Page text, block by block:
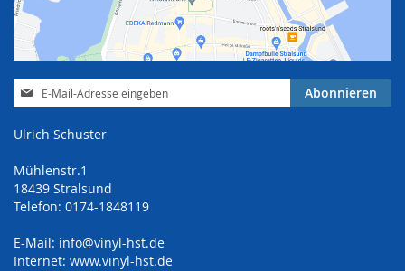
Anmeldung
zum
Abonnieren
Ulrich Schuster
Mühlenstr.1
18439 Stralsund
Telefon: 0174-1848119
E-Mail: info@vinyl-hst.de
Internet: www.vinyl-hst.de